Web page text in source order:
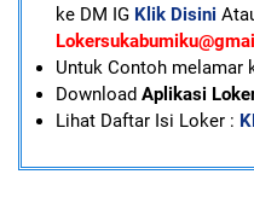
ke DM IG Klik Disini
Untuk Contoh melamar
Download Aplikasi
Lihat Daftar Isi Loker :